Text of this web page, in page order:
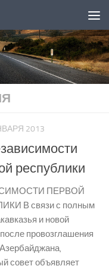
2013
республики
ПЕРВОЙ
В связи с полным
и новой
провозглашения
совет объявляет